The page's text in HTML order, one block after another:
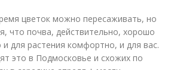
цветок можно пересаживать, но
что почва, действительно, хорошо
и для растения комфортно, и для вас.
это в Подмосковье и схожих по